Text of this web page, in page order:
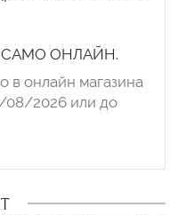
ОНЛАЙН.
в онлайн магазина
08/2026 или до